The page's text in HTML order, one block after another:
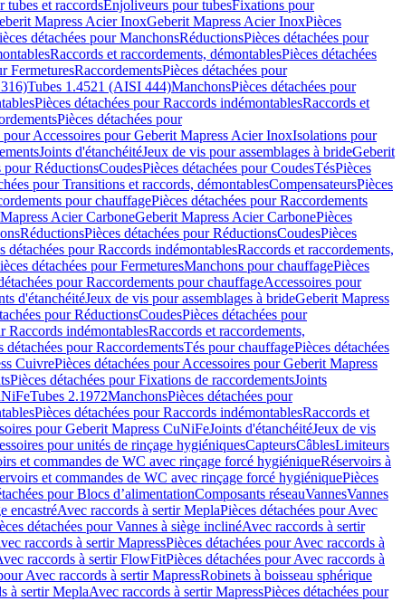
tubes et raccordsEnjoliveurs pour tubesFixations pour
Mapress Acier InoxGeberit Mapress Acier InoxPièces
détachées pour ManchonsRéductionsPièces détachées pour
Raccords et raccordements, démontablesPièces détachées
FermeturesRaccordementsPièces détachées pour
Tubes 1.4521 (AISI 444)ManchonsPièces détachées pour
Pièces détachées pour Raccords indémontablesRaccords et
Pièces détachées pour
pour Accessoires pour Geberit Mapress Acier InoxIsolations pour
Joints d'étanchéitéJeux de vis pour assemblages à brideGeberit
pour RéductionsCoudesPièces détachées pour CoudesTésPièces
pour Transitions et raccords, démontablesCompensateursPièces
pour chauffagePièces détachées pour Raccordements
Acier CarboneGeberit Mapress Acier CarbonePièces
RéductionsPièces détachées pour RéductionsCoudesPièces
détachées pour Raccords indémontablesRaccords et raccordements,
détachées pour FermeturesManchons pour chauffagePièces
pour Raccordements pour chauffageAccessoires pour
d'étanchéitéJeux de vis pour assemblages à brideGeberit Mapress
pour RéductionsCoudesPièces détachées pour
Raccords indémontablesRaccords et raccordements,
détachées pour RaccordementsTés pour chauffagePièces détachées
CuivrePièces détachées pour Accessoires pour Geberit Mapress
Pièces détachées pour Fixations de raccordementsJoints
Tubes 2.1972ManchonsPièces détachées pour
Pièces détachées pour Raccords indémontablesRaccords et
pour Geberit Mapress CuNiFeJoints d'étanchéitéJeux de vis
pour unités de rinçage hygiéniquesCapteursCâblesLimiteurs
et commandes de WC avec rinçage forcé hygiéniqueRéservoirs à
et commandes de WC avec rinçage forcé hygiéniquePièces
pour Blocs d’alimentationComposants réseauVannesVannes
encastréAvec raccords à sertir MeplaPièces détachées pour Avec
détachées pour Vannes à siège inclinéAvec raccords à sertir
raccords à sertir MapressPièces détachées pour Avec raccords à
raccords à sertir FlowFitPièces détachées pour Avec raccords à
Avec raccords à sertir MapressRobinets à boisseau sphérique
à sertir MeplaAvec raccords à sertir MapressPièces détachées pour